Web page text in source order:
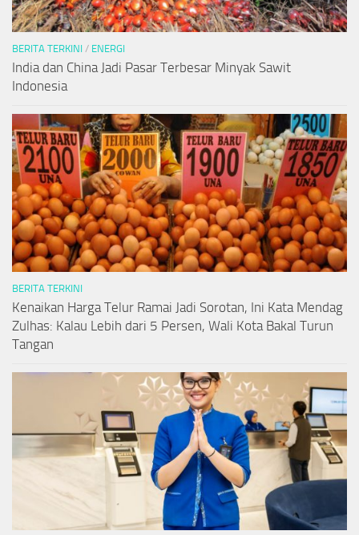
BERITA TERKINI / ENERGI
India dan China Jadi Pasar Terbesar Minyak Sawit
Indonesia
BERITA TERKINI
Kenaikan Harga Telur Ramai Jadi Sorotan, Ini Kata Mendag
Zulhas: Kalau Lebih dari 5 Persen, Wali Kota Bakal Turun
Tangan